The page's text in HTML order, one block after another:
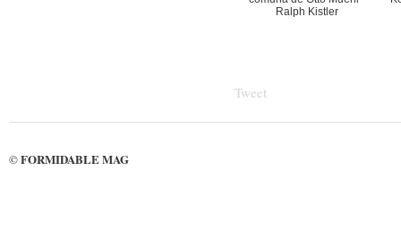
Ralph Kistler
Tweet
©FORMIDABLE MAG